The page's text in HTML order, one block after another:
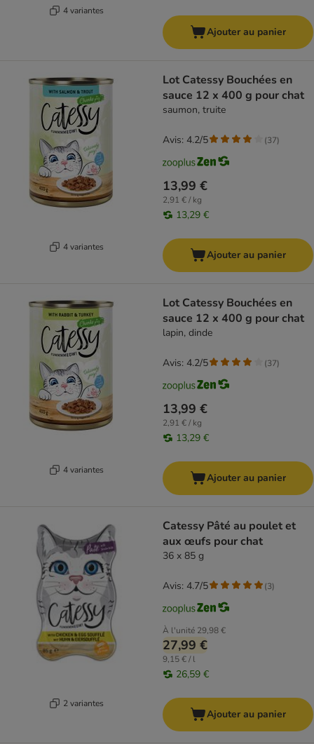
4 variantes
Ajouter au panier
4 variantes
Lot Catessy Bouchées en
sauce 12 x 400 g pour chat
saumon, truite
13,99 €
2,91 € / kg
13,29 €
Avis: 4.2/5 (37)
Ajouter au panier
4 variantes
Lot Catessy Bouchées en
sauce 12 x 400 g pour chat
lapin, dinde
13,99 €
2,91 € / kg
13,29 €
Avis: 4.2/5 (37)
Ajouter au panier
2 variantes
Catessy Pâté au poulet et
aux œufs pour chat
36 x 85 g
À l'unité 29,98 €
27,99 €
9,15 € / l
26,59 €
Avis: 4.7/5 (3)
Ajouter au panier